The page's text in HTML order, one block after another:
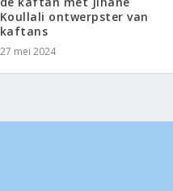
Koullali ontwerpster van
kaftans
27 mei 2024